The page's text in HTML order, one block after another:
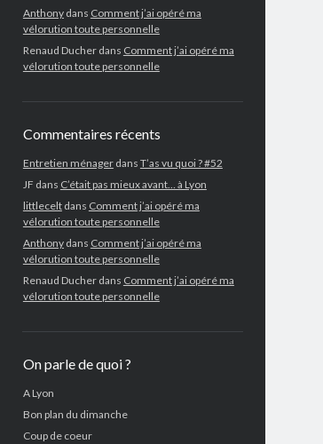
Anthonydans Comment j’ai opéré ma
vélorution toute personnelle
Renaud Ducherdans Comment j’ai opéré ma
vélorution toute personnelle
Commentaires récents
Entretien ménagerdans T’as vu quoi ? #52
JF dans C’était pas mieux avant… à Lyon
littleceltdans Comment j’ai opéré ma
vélorution toute personnelle
Anthonydans Comment j’ai opéré ma
vélorution toute personnelle
Renaud Ducherdans Comment j’ai opéré ma
vélorution toute personnelle
On parle de quoi ?
A Lyon
Bon plan du dimanche
Coup de coeur